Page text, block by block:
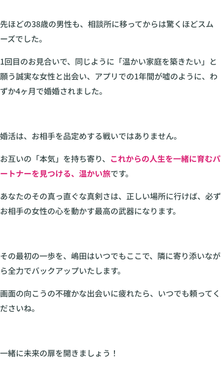
先ほどの38歳の男性も、相談所に移ってからは驚くほどスム
ーズでした。
1回目のお見合いで、同じように「温かい家庭を築きたい」と
願う誠実な女性と出会い、アプリでの1年間が嘘のように、わ
ずか4ヶ月で婚婚されました。
婚活は、お相手を品定めする戦いではありません。
お互いの「本気」を持ち寄り、 これからの人生を一緒に育むパ
ートナーを見つける、温かい旅です。
あなたのその真っ直ぐな真剣さは、正しい場所に行けば、必ず
お相手の女性の心を動かす最高の武器になります。
その最初の一歩を、嶋田はいつでもここで、隣に寄り添いなが
ら全力でバックアップいたします。
画面の向こうの不確かな出会いに疲れたら、いつでも頼ってく
ださいね。
一緒に未来の扉を開きましょう！